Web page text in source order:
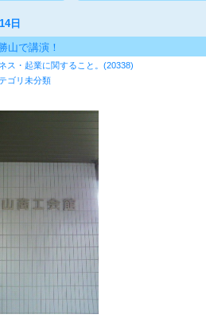
日
山で講演！
ス・起業に関すること。(20338)
ゴリ未分類